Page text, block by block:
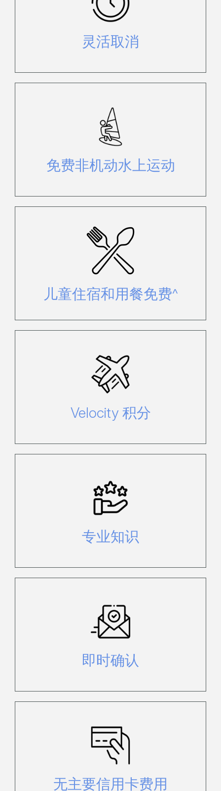
灵活取消
享受灵活性，简单、无麻烦的取消政
策。请参阅预订条件页面了解政策。
免费非机动水上运动
享受一系列免费水上活动，包括双体
船、皮划艇、SUP 和浮潜。
儿童住宿和用餐免费^
12 岁及以下的儿童可以在指定餐厅
免费用餐并免费入住^。
Velocity 积分
每消费 $1​​ 可赚取最多 3 个 Velocity
FF 积分*。
专业知识
我们比任何人都更了解汉密尔顿岛，
可以为您提供最适合的建议。
即时确认
只需支付 20% 定金即可立即预订。
请参阅预订条件页面了解相关政策。
无主要信用卡费用
无需支付 Visa、MasterCard、Union
Pay International 或 AMEX 信用卡费